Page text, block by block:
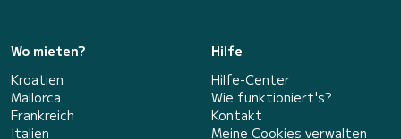
Wo mieten?
Kroatien
Mallorca
Frankreich
Italien
Hilfe
Hilfe-Center
Wie funktioniert's?
Kontakt
Meine Cookies verwalten